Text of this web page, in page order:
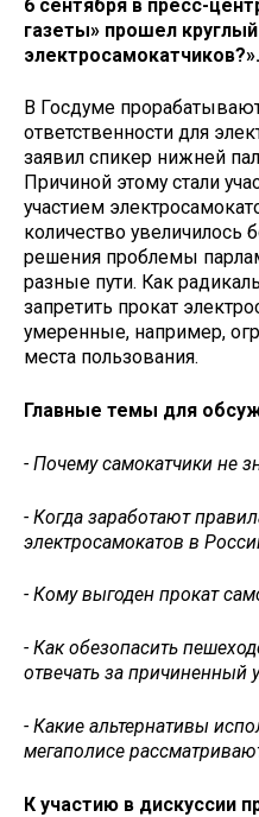
6 сентября в пресс-
газеты» прошел
электросамокатчиков?».
В Госдуме
ответственности для
заявил спикер нижней
Причиной этому стали
участием
количество увеличилось
решения проблемы
разные пути. Как
запретить прокат
умеренные, например,
места пользования.
Главные темы для
- Почему самокатчики не
- Когда заработают
электросамокатов в
- Кому выгоден прокат
- Как обезопасить
отвечать за причиненный
- Какие альтернативы
мегаполисе
К участию в дискуссии